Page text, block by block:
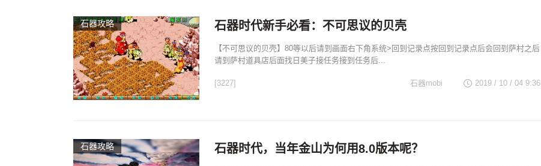
石器攻略 石器时代新手必看：不可思议的贝壳
【不可思议的贝壳】80等以后请到画面右下角系统>回到记录点按回到记录点后会回到萨村之后
请到萨村道具店后面找日美子接任务接到任务后...
[3227] 2019 / 10 / 04 9:36
石器mobi
石器攻略 石器时代，当年金山为何用8.0版本呢？